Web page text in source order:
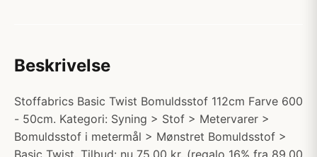
Beskrivelse
Stoffabrics Basic Twist Bomuldsstof 112cm Farve 600
- 50cm. Kategori: Syning > Stof > Metervarer >
Bomuldsstof i metermål > Mønstret Bomuldsstof >
Basic Twist. Tilbud: nu 75.00 kr. (regalo 16% fra 89.00